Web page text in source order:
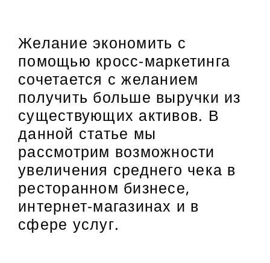
Желание экономить с
помощью кросс-маркетинга
сочетается с желанием
получить больше выручки из
существующих активов. В
данной статье мы
рассмотрим возможности
увеличения среднего чека в
ресторанном бизнесе,
интернет-магазинах и в
сфере услуг.